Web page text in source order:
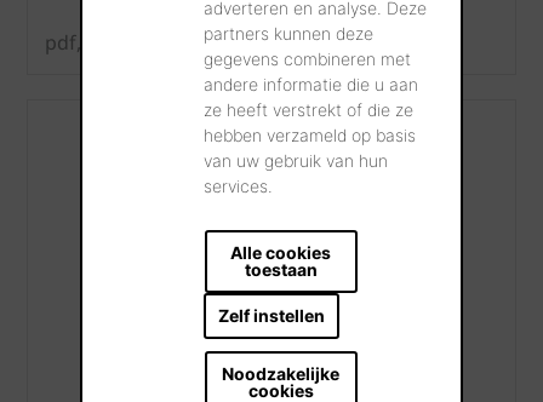
adverteren en analyse. Deze
partners kunnen deze
gegevens combineren met
andere informatie die u aan
ze heeft verstrekt of die ze
hebben verzameld op basis
van uw gebruik van hun
services.
Alle cookies
toestaan
Zelf instellen
Noodzakelijke
cookies
pdf, 5 MB